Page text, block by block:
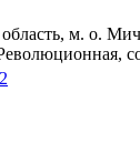
м. о.